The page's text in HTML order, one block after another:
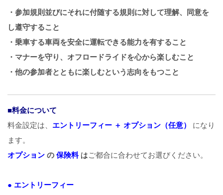
・参加規則並びにそれに付随する規則に対して理解、同意を
し遵守すること
・乗車する車両を安全に運転できる能力を有すること
・マナーを守り、オフロードライドを心から楽しむこと
・他の参加者とともに楽しむという志向をもつこと
■料金について
料金設定は、 エントリーフィー ＋ オプション（任意）
になり
ます。
オプション の 保険料 はご都合に合わせてお選びください。
● エントリーフィー